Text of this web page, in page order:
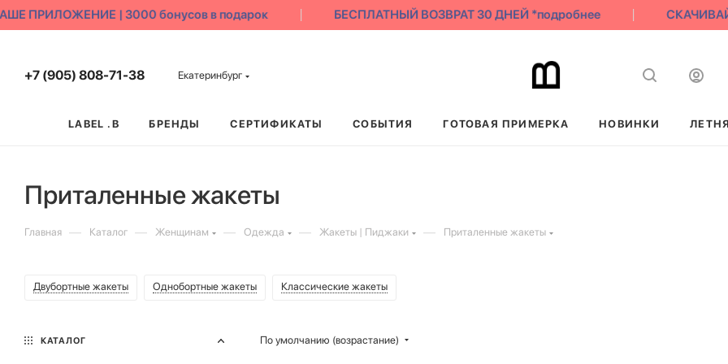
| 3000 бонусов в подарок БЕСПЛАТНЫЙ ВОЗВРАТ 30 ДНЕЙ *подробнее СКАЧИВАЙ
+7 (905) 808-71-38 Екатеринбург
LABEL .B БРЕНДЫ СЕРТИФИКАТЫ СОБЫТИЯ ГОТОВАЯ ПРИМЕРКА НОВИНКИ
Приталенные жакеты
Главная — Каталог — Женщинам — Одежда — Жакеты | Пиджаки — Приталенные жакеты
Двубортные жакеты Однобортные жакеты Классические жакеты
По умолчанию (возрастание)
КАТАЛОГ